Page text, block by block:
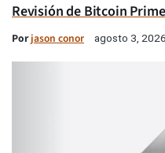
Revisión de Bitcoin
Porjason conor agosto 3, 2026